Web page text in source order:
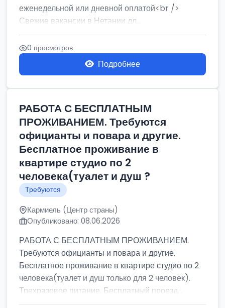
еженедельной или дневной оплатой<br />
Свежие вакансии в Нетании дл...
0 просмотров
Подробнее
РАБОТА С БЕСПЛАТНЫМ
ПРОЖИВАНИЕМ. Требуются
официанты и повара и другие.
Бесплатное проживание в
квартире студио по 2
человека(туалет и душ ?
Требуются
Кармиель (Центр страны)
Опубликовано: 08.06.2026
РАБОТА С БЕСПЛАТНЫМ ПРОЖИВАНИЕМ.
Требуются официанты и повара и другие.
Бесплатное проживание в квартире студио по 2
человека(туалет и душ только для 2 человек).
Трехразовое питание. Бесплатный проезд...